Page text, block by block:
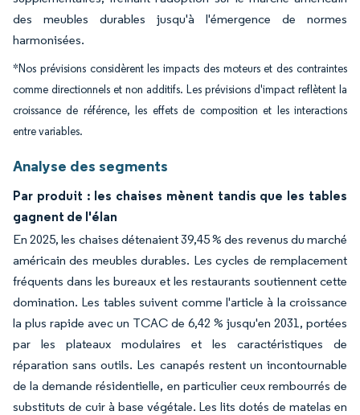
des meubles durables jusqu'à l'émergence de normes
harmonisées.
*Nos prévisions considèrent les impacts des moteurs et des contraintes
comme directionnels et non additifs. Les prévisions d'impact reflètent la
croissance de référence, les effets de composition et les interactions
entre variables.
Analyse des segments
Par produit : les chaises mènent tandis que les tables
gagnent de l'élan
En 2025, les chaises détenaient 39,45 % des revenus du marché
américain des meubles durables. Les cycles de remplacement
fréquents dans les bureaux et les restaurants soutiennent cette
domination. Les tables suivent comme l'article à la croissance
la plus rapide avec un TCAC de 6,42 % jusqu'en 2031, portées
par les plateaux modulaires et les caractéristiques de
réparation sans outils. Les canapés restent un incontournable
de la demande résidentielle, en particulier ceux rembourrés de
substituts de cuir à base végétale. Les lits dotés de matelas en